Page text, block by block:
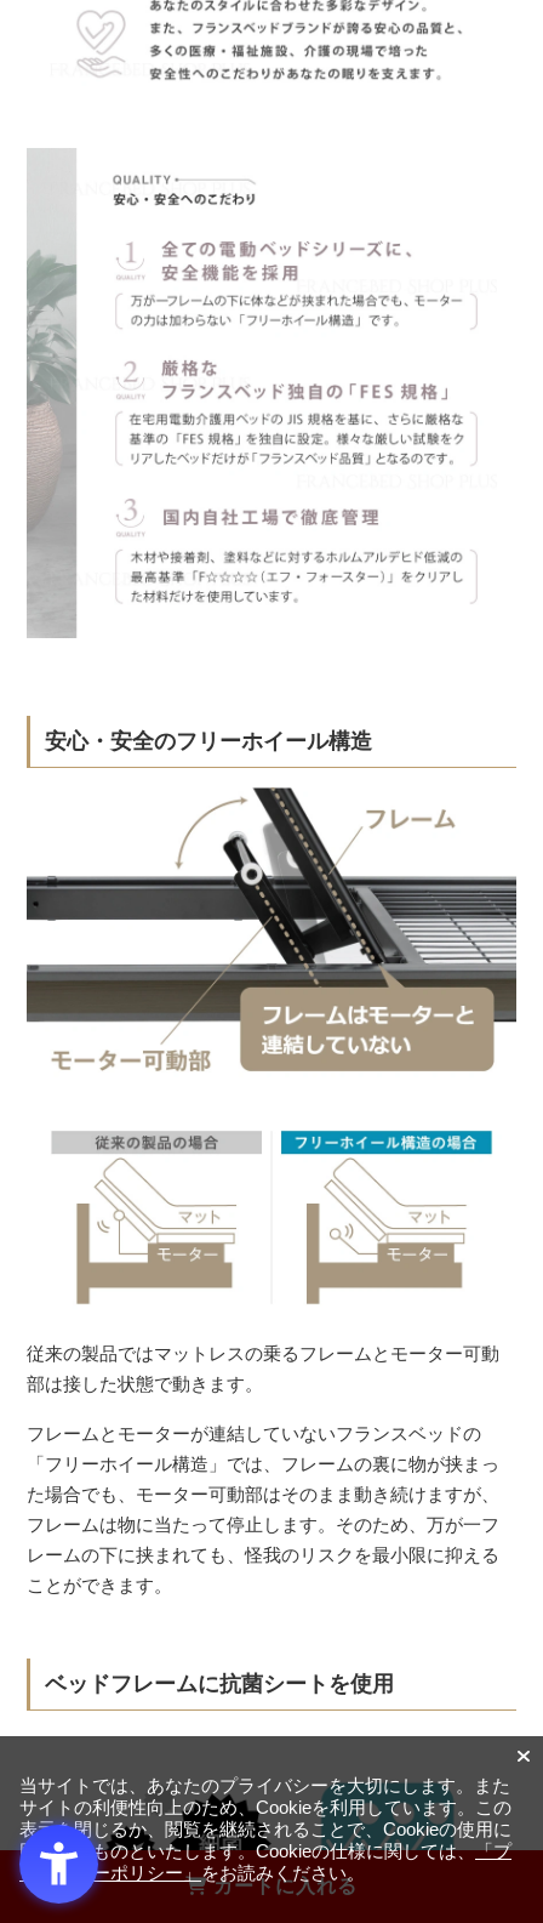
カートに入れる
安心・安全のフリーホイール構造
従来の製品ではマットレスの乗るフレームとモーター可動
部は接した状態で動きます。
フレームとモーターが連結していないフランスベッドの
「フリーホイール構造」では、フレームの裏に物が挟まっ
た場合でも、モーター可動部はそのまま動き続けますが、
フレームは物に当たって停止します。そのため、万が一フ
レームの下に挟まれても、怪我のリスクを最小限に抑える
ことができます。
ベッドフレームに抗菌シートを使用
当サイトでは、あなたのプライバシーを大切にします。また
サイトの利便性向上のため、Cookieを利用しています。この
表示を閉じるか、閲覧を継続されることで、Cookieの使用に
同意するものといたします。Cookieの仕様に関しては、「プ
ライバシーポリシー」をお読みください。